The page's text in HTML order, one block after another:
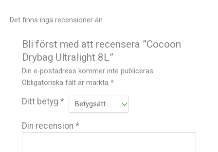
Det finns inga recensioner än.
Bli först med att recensera ”Cocoon
Drybag Ultralight 8L”
Din e-postadress kommer inte publiceras.
Obligatoriska fält är märkta*
Ditt betyg*
Din recension*